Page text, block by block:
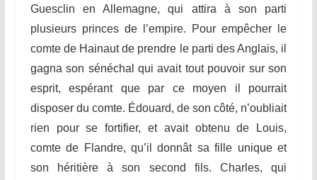
Guesclin en Allemagne, qui attira à son parti
plusieurs princes de l’empire. Pour empêcher le
comte de Hainaut de prendre le parti des Anglais, il
gagna son sénéchal qui avait tout pouvoir sur son
esprit, espérant que par ce moyen il pourrait
disposer du comte. Édouard, de son côté, n’oubliait
rien pour se fortifier, et avait obtenu de Louis,
comte de Flandre, qu’il donnât sa fille unique et
son héritière à son second fils. Charles, qui